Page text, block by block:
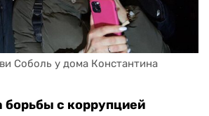
Соболь у дома Константина
с коррупцией